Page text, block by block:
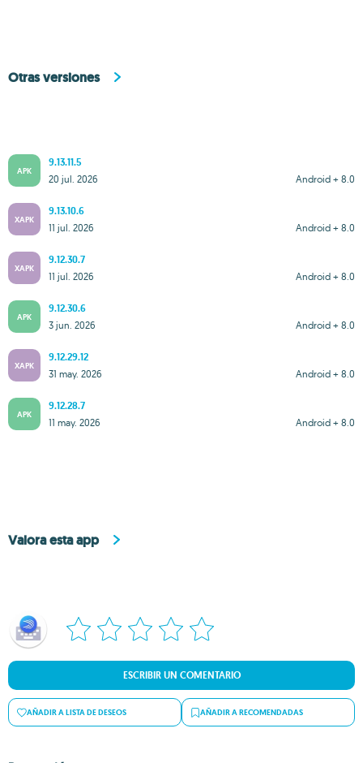
Otras versiones
APK
9.13.11.5
Android + 8.0
20 jul. 2026
XAPK
9.13.10.6
Android + 8.0
11 jul. 2026
XAPK
9.12.30.7
Android + 8.0
11 jul. 2026
APK
9.12.30.6
Android + 8.0
3 jun. 2026
XAPK
9.12.29.12
Android + 8.0
31 may. 2026
APK
9.12.28.7
Android + 8.0
11 may. 2026
Valora esta app
ESCRIBIR UN COMENTARIO
AÑADIR A LISTA DE DESEOS AÑADIR A RECOMENDADAS